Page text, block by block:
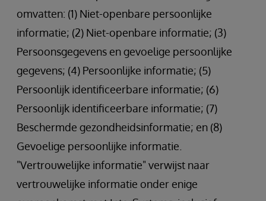
omvatten: (1) Niet-openbare persoonlijke
informatie; (2) Niet-openbare informatie; (3)
Persoonsgegevens en gevoelige persoonlijke
gegevens; (4) Persoonlijke informatie; (5)
Persoonlijk identificeerbare informatie; (6)
Persoonlijk identificeerbare informatie; (7)
Beschermde gezondheidsinformatie; en (8)
Gevoelige persoonlijke informatie.
"Vertrouwelijke informatie" verwijst naar
vertrouwelijke informatie onder enige